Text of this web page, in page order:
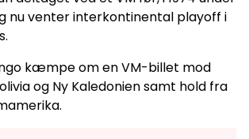
nu venter interkontinental playoff i
kæmpe om en VM-billet mod
og Ny Kaledonien samt hold fra